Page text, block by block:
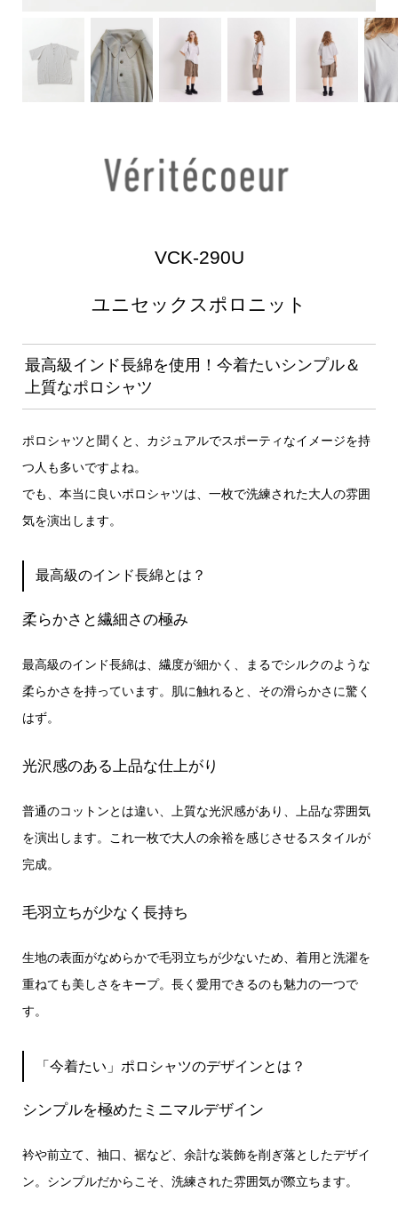
VCK-290U
ユニセックスポロニット
最高級インド長綿を使用！今着たいシンプル＆
上質なポロシャツ
ポロシャツと聞くと、カジュアルでスポーティなイメージを持
つ人も多いですよね。
でも、本当に良いポロシャツは、一枚で洗練された大人の雰囲
気を演出します。
最高級のインド長綿とは？
柔らかさと繊細さの極み
最高級のインド長綿は、繊度が細かく、まるでシルクのような
柔らかさを持っています。肌に触れると、その滑らかさに驚く
はず。
光沢感のある上品な仕上がり
普通のコットンとは違い、上質な光沢感があり、上品な雰囲気
を演出します。これ一枚で大人の余裕を感じさせるスタイルが
完成。
毛羽立ちが少なく長持ち
生地の表面がなめらかで毛羽立ちが少ないため、着用と洗濯を
重ねても美しさをキープ。長く愛用できるのも魅力の一つで
す。
「今着たい」ポロシャツのデザインとは？
シンプルを極めたミニマルデザイン
衿や前立て、袖口、裾など、余計な装飾を削ぎ落としたデザイ
ン。シンプルだからこそ、洗練された雰囲気が際立ちます。